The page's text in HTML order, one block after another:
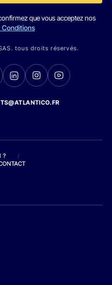
que vous acceptez nos
Conditions
tous droits réservés.
?
/